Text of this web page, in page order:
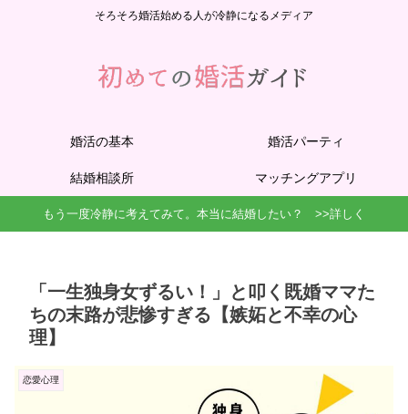
そろそろ婚活始める人が冷静になるメディア
婚活の基本 婚活パーティ
結婚相談所 マッチングアプリ
もう一度冷静に考えてみて。本当に結婚したい？ >>詳しく
「一生独身女ずるい！」と叩く既婚ママた
ちの末路が悲惨すぎる【嫉妬と不幸の心
理】
恋愛心理